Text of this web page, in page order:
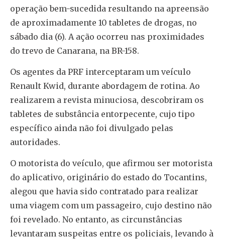
operação bem-sucedida resultando na apreensão
de aproximadamente 10 tabletes de drogas, no
sábado dia (6). A ação ocorreu nas proximidades
do trevo de Canarana, na BR-158.
Os agentes da PRF interceptaram um veículo
Renault Kwid, durante abordagem de rotina. Ao
realizarem a revista minuciosa, descobriram os
tabletes de substância entorpecente, cujo tipo
específico ainda não foi divulgado pelas
autoridades.
O motorista do veículo, que afirmou ser motorista
do aplicativo, originário do estado do Tocantins,
alegou que havia sido contratado para realizar
uma viagem com um passageiro, cujo destino não
foi revelado. No entanto, as circunstâncias
levantaram suspeitas entre os policiais, levando à